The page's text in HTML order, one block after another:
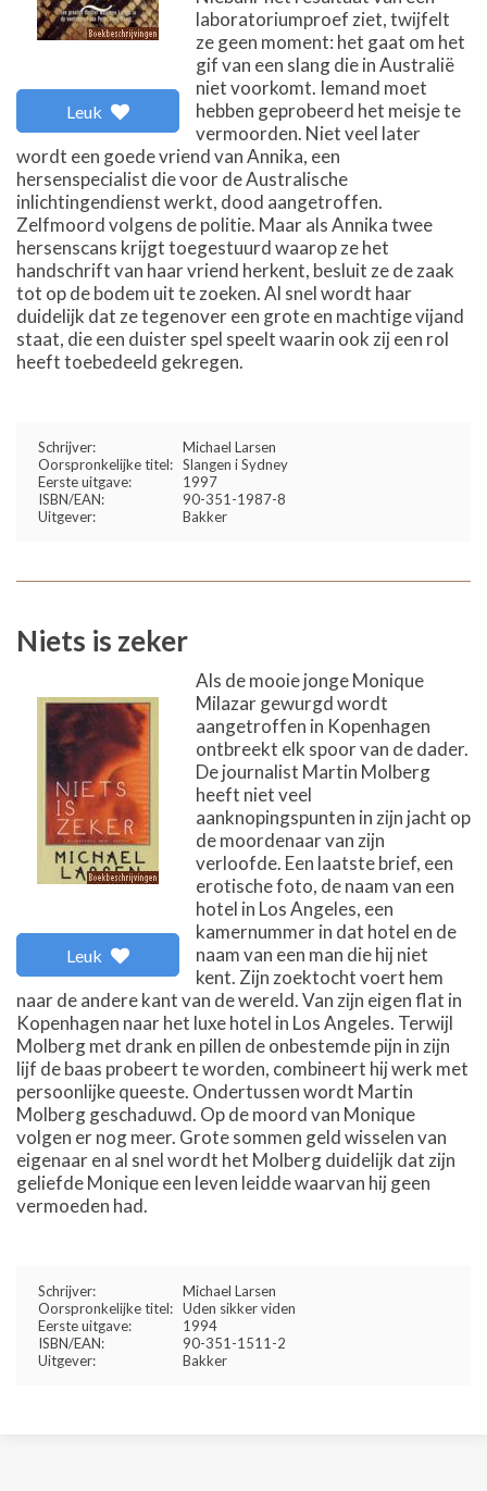
Leuk
laboratoriumproef ziet, twijfelt
ze geen moment: het gaat om het
gif van een slang die in Australië
niet voorkomt. Iemand moet
hebben geprobeerd het meisje te
vermoorden. Niet veel later
wordt een goede vriend van Annika, een
hersenspecialist die voor de Australische
inlichtingendienst werkt, dood aangetroffen.
Zelfmoord volgens de politie. Maar als Annika twee
hersenscans krijgt toegestuurd waarop ze het
handschrift van haar vriend herkent, besluit ze de zaak
tot op de bodem uit te zoeken. Al snel wordt haar
duidelijk dat ze tegenover een grote en machtige vijand
staat, die een duister spel speelt waarin ook zij een rol
heeft toebedeeld gekregen.
Schrijver:
Michael Larsen
Oorspronkelijke titel: Slangen i Sydney
Eerste uitgave:
1997
ISBN/EAN:
90-351-1987-8
Uitgever:
Bakker
Niets is zeker
Leuk
Als de mooie jonge Monique
Milazar gewurgd wordt
aangetroffen in Kopenhagen
ontbreekt elk spoor van de dader.
De journalist Martin Molberg
heeft niet veel
aanknopingspunten in zijn jacht op
de moordenaar van zijn
verloofde. Een laatste brief, een
erotische foto, de naam van een
hotel in Los Angeles, een
kamernummer in dat hotel en de
naam van een man die hij niet
kent. Zijn zoektocht voert hem
naar de andere kant van de wereld. Van zijn eigen flat in
Kopenhagen naar het luxe hotel in Los Angeles. Terwijl
Molberg met drank en pillen de onbestemde pijn in zijn
lijf de baas probeert te worden, combineert hij werk met
persoonlijke queeste. Ondertussen wordt Martin
Molberg geschaduwd. Op de moord van Monique
volgen er nog meer. Grote sommen geld wisselen van
eigenaar en al snel wordt het Molberg duidelijk dat zijn
geliefde Monique een leven leidde waarvan hij geen
vermoeden had.
Schrijver:
Michael Larsen
Oorspronkelijke titel: Uden sikker viden
Eerste uitgave:
1994
ISBN/EAN:
90-351-1511-2
Uitgever:
Bakker